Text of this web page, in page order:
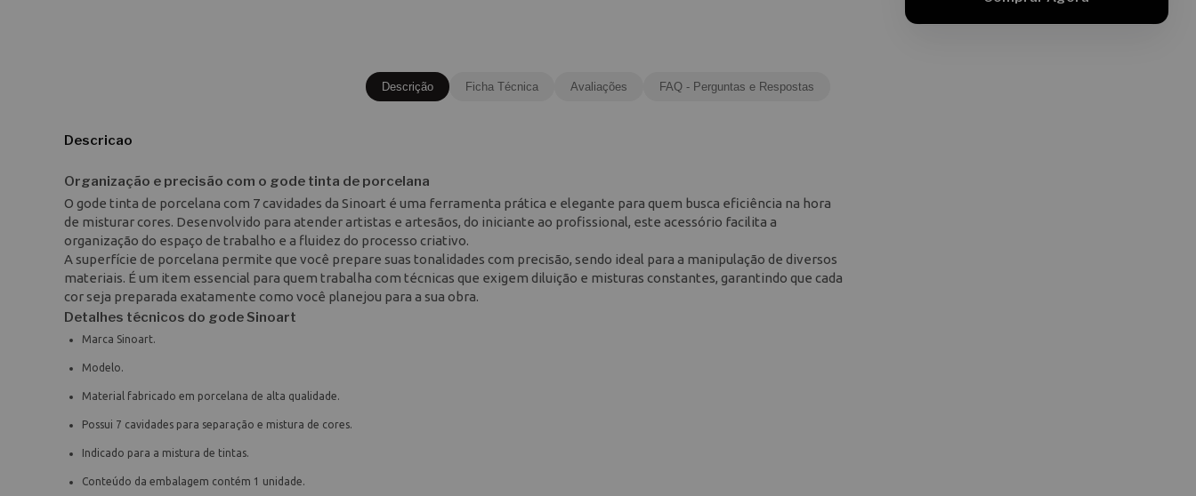
Descrição Ficha Técnica Avaliações FAQ - Perguntas e Respostas
Descricao
Organização e precisão com o gode tinta de porcelana
O gode tinta de porcelana com 7 cavidades da Sinoart é uma ferramenta prática e elegante para quem busca eficiência na hora
de misturar cores. Desenvolvido para atender artistas e artesãos, do iniciante ao profissional, este acessório facilita a
organização do espaço de trabalho e a fluidez do processo criativo.
A superfície de porcelana permite que você prepare suas tonalidades com precisão, sendo ideal para a manipulação de diversos
materiais. É um item essencial para quem trabalha com técnicas que exigem diluição e misturas constantes, garantindo que cada
cor seja preparada exatamente como você planejou para a sua obra.
Detalhes técnicos do gode Sinoart
Marca Sinoart.
Modelo.
Material fabricado em porcelana de alta qualidade.
Possui 7 cavidades para separação e mistura de cores.
Indicado para a mistura de tintas.
Conteúdo da embalagem contém 1 unidade.